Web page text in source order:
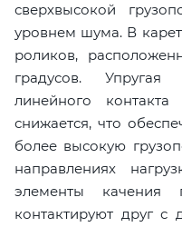
сверхвысокой
уровнем шума. В
роликов,
градусов. Упругая
линейного контакта
снижается, что
более высокую
направлениях
элементы качения
контактируют друг с